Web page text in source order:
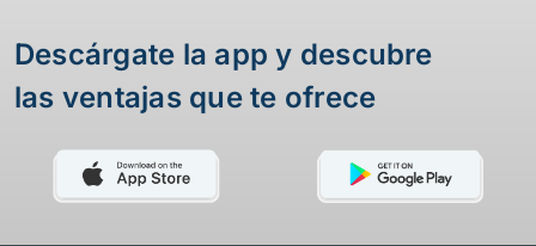
Descárgate la app y descubre
las ventajas que te ofrece